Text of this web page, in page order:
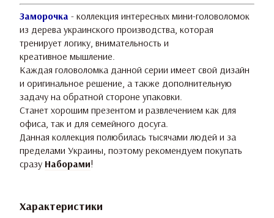
Заморочка - коллекция интересных мини-головоломок
из дерева украинского производства, которая
тренирует логику, внимательность и
креативное мышление.
Каждая головоломка данной серии имеет свой дизайн
и оригинальное решение, а также дополнительную
задачу на обратной стороне упаковки.
Станет хорошим презентом и развлечением как для
офиса, так и для семейного досуга.
Данная коллекция полюбилась тысячами людей и за
пределами Украины, поэтому рекомендуем покупать
сразу Наборами!
Характеристики